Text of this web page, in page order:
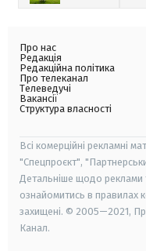
Про нас
Редакція
Редакційна політика
Про телеканал
Телеведучі
Вакансії
Структура власності
Всі комерційні рекламні
"Спецпроєкт",
Детальніше щодо реклами
ознайомитись в правилах
захищені. © 2005—2021,
Канал.